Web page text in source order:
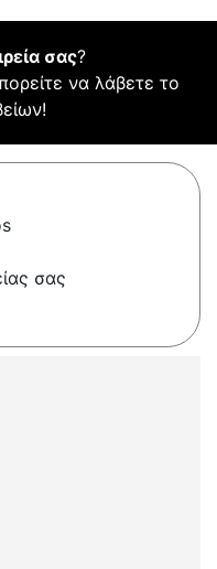
σας?
να λάβετε το
σας